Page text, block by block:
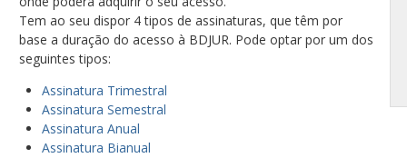
Tem ao seu dispor 4 tipos de assinaturas, que têm por
base a duração do acesso à BDJUR. Pode optar por um dos
seguintes tipos:
Assinatura Trimestral
Assinatura Semestral
Assinatura Anual
Assinatura Bianual